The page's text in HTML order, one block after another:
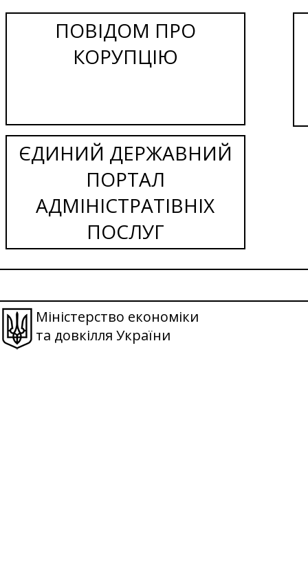
ПОВІДОМ ПРО
КОРУПЦІЮ
ЄДИНИЙ ДЕРЖАВНИЙ
ПОРТАЛ
АДМІНІСТРАТІВНІХ
ПОСЛУГ
Міністерство економіки
та довкілля України